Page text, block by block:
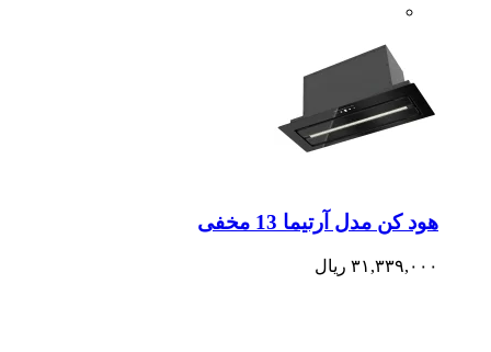
هود کن مدل آرتیما 13 مخفی
۳۱,۳۳۹,۰۰۰ ریال